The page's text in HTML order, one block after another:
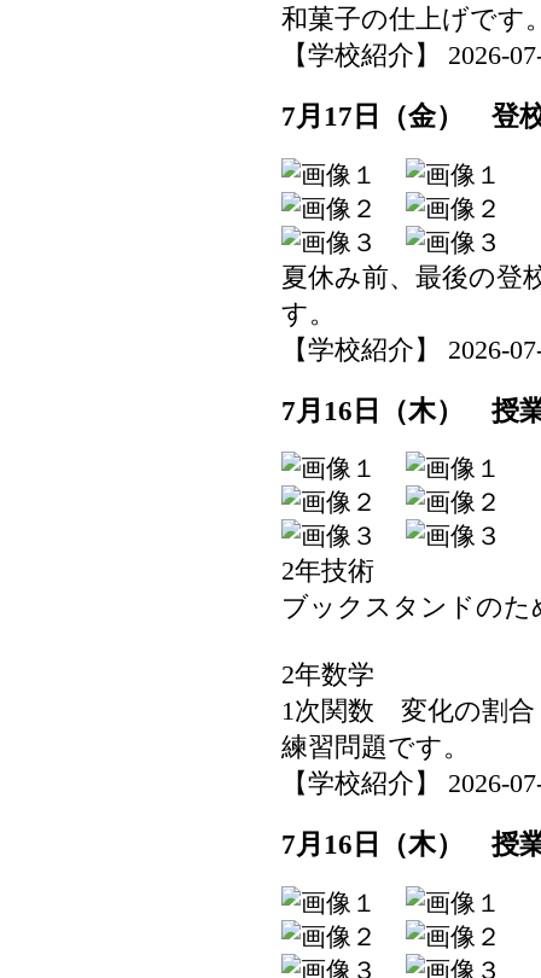
和菓子の仕上げです
【学校紹介】 2026-
7月17日（金） 登
夏休み前、最後の登
す。
【学校紹介】 2026-
7月16日（木） 授
2年技術
ブックスタンドの
2年数学
1次関数 変化の割
練習問題です。
【学校紹介】 2026-
7月16日（木） 授